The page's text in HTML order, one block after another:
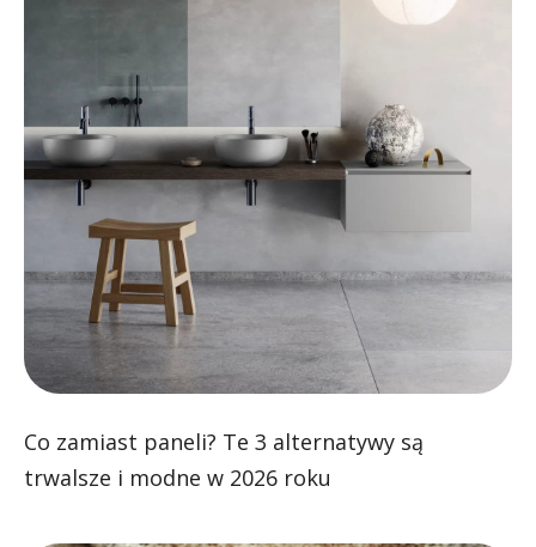
Co zamiast paneli? Te 3 alternatywy są
trwalsze i modne w 2026 roku